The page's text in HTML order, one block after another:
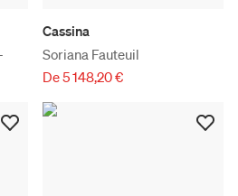
Cassina
Soriana Fauteuil
De 5 148,20 €